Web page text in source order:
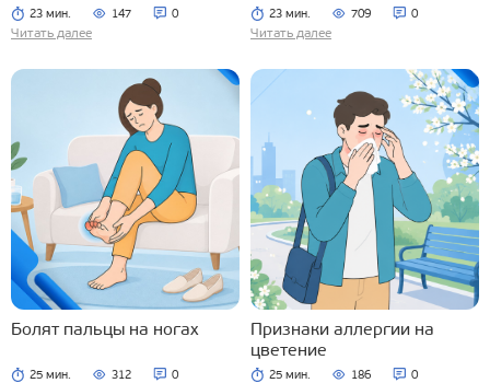
23 мин. 147 0
Читать далее
23 мин. 709 0
Читать далее
Болят пальцы на ногах
25 мин. 312 0
Признаки аллергии на
цветение
25 мин. 186 0